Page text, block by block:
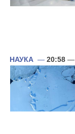
НАУКА — 20:58 —